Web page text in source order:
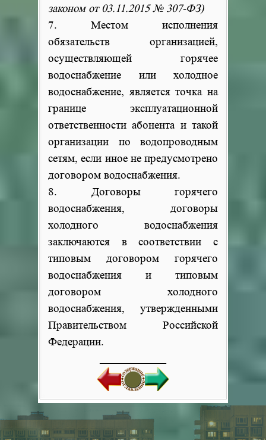
законом от 03.11.2015 № 307-ФЗ)
7. Местом исполнения
обязательств организацией,
осуществляющей горячее
водоснабжение или холодное
водоснабжение, является точка на
границе эксплуатационной
ответственности абонента и такой
организации по водопроводным
сетям, если иное не предусмотрено
договором водоснабжения.
8. Договоры горячего
водоснабжения, договоры
холодного водоснабжения
заключаются в соответствии с
типовым договором горячего
водоснабжения и типовым
договором холодного
водоснабжения, утвержденными
Правительством Российской
Федерации.